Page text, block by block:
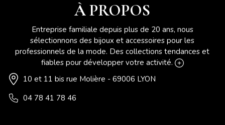
À PROPOS
Entreprise familiale depuis plus de 20 ans, nous
sélectionnons des bijoux et accessoires pour les
professionnels de la mode. Des collections tendances et
fiables pour développer votre activité.
10 et 11 bis rue Molière - 69006 LYON
04 78 41 78 46